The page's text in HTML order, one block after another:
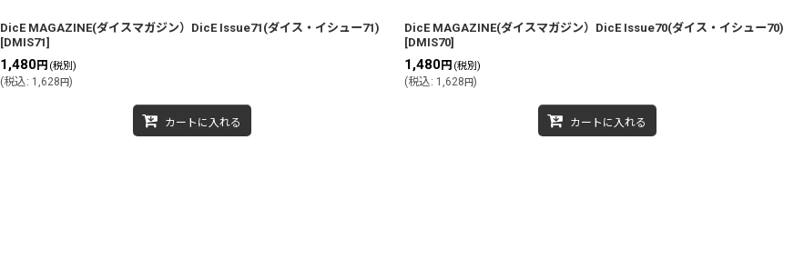
DicE MAGAZINE(ダイスマガジン）DicE Issue71(ダイス・イシュー71)
[DMIS71]
1,480円 (税別)
(税込: 1,628円)
カートに入れる
DicE MAGAZINE(ダイスマガジン）DicE Issue70(ダイス・イシュー70)
[DMIS70]
1,480円 (税別)
(税込: 1,628円)
カートに入れる